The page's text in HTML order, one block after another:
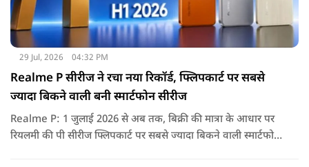
29 Jul, 2026 04:32 PM
Realme P सीरीज ने रचा नया रिकॉर्ड, फ्लिपकार्ट पर सबसे
ज्यादा बिकने वाली बनी स्मार्टफोन सीरीज
Realme P: 1 जुलाई 2026 से अब तक, बिक्री की मात्रा के आधार पर
रियलमी की पी सीरीज फ्लिपकार्ट पर सबसे ज्यादा बिकने वाली स्मार्टफोन